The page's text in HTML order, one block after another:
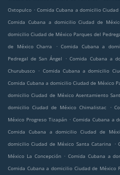
Oxtopulco . Comida Cubana a domicilio
Comida Cubana a domicilio Ciudad de
domicilio Ciudad de México Parques del
de México Charra
. Comida Cubana a
Pedregal de San Ángel
. Comida Cubana a
Churubusco . Comida Cubana a domicilio
Comida Cubana a domicilio Ciudad de México
domicilio Ciudad de México Asentamiento
domicilio Ciudad de México Chimalistac
.
México Progreso Tizapán . Comida Cubana a
Comida Cubana a domicilio Ciudad de
domicilio Ciudad de México Santa Catarina
.
México La Concepción . Comida Cubana a
Comida Cubana a domicilio Ciudad de México